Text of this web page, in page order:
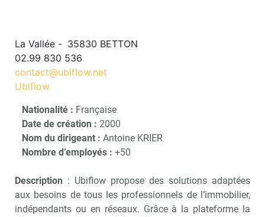
La Vallée - 35830 BETTON
02.99 830 536
contact@ubiflow.net
Ubiflow
Nationalité : Française
Date de création : 2000
Nom du dirigeant : Antoine KRIER
Nombre d’employés : +50
Description : Ubiflow propose des solutions adaptées
aux besoins de tous les professionnels de l’immobilier,
indépendants ou en réseaux. Grâce à la plateforme la